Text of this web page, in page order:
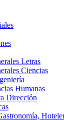
Letras
Ciencias
Humanas
Dirección